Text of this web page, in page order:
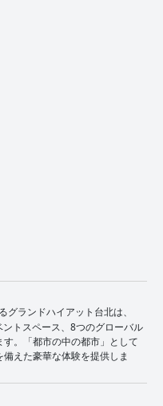
グランドハイアット台北は、
トスペース、8つのグローバル
。「都市の中の都市」として
えた豪華な体験を提供しま